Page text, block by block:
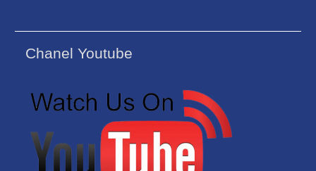
Chanel Youtube